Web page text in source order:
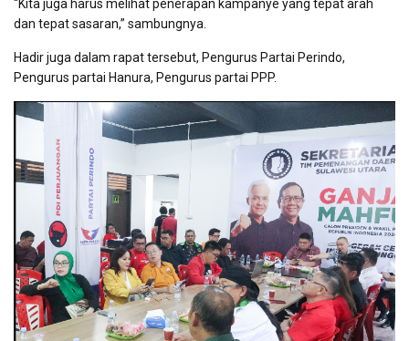
“Kita juga harus melihat penerapan kampanye yang tepat arah
dan tepat sasaran,” sambungnya.
Hadir juga dalam rapat tersebut, Pengurus Partai Perindo,
Pengurus partai Hanura, Pengurus partai PPP.